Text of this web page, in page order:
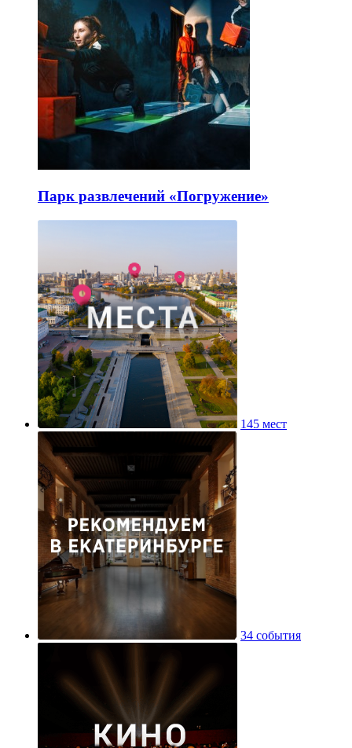
Парк развлечений «Погружение»
145 мест
34 события